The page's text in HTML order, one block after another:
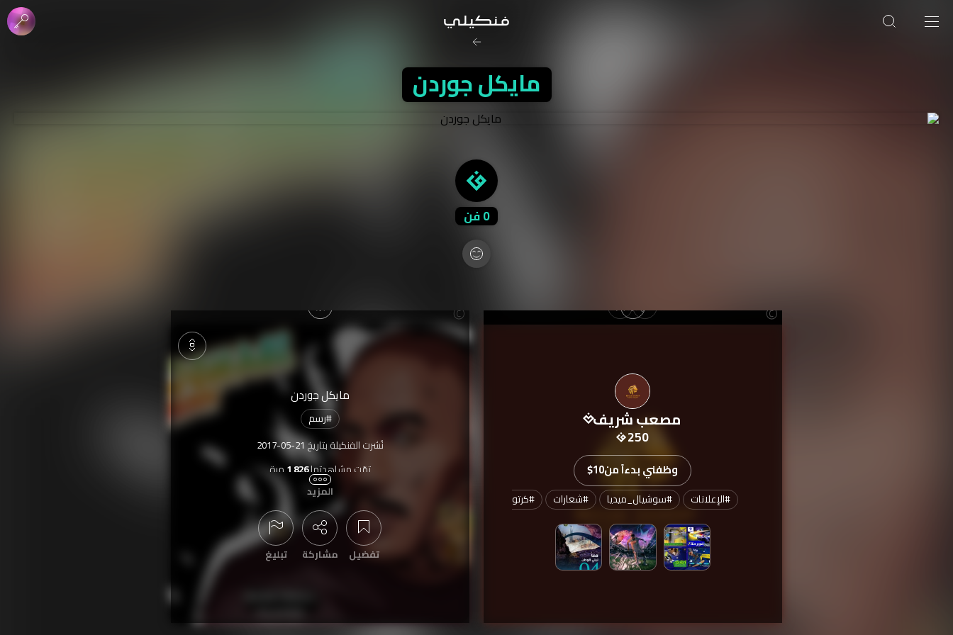
مايكل جوردن
0فن
مصعب شريف
250
وظفني بدءاً من$10
#الإعلانات #سوشيال_ميديا #شعارات #كرتون
مايكل جوردن
#رسم
نُشرت الفنكيلة بتاريخ2017-05-21
تمّت مشاهدتها1,826 مرة
المزيد
تفضيل مشاركة تبليغ